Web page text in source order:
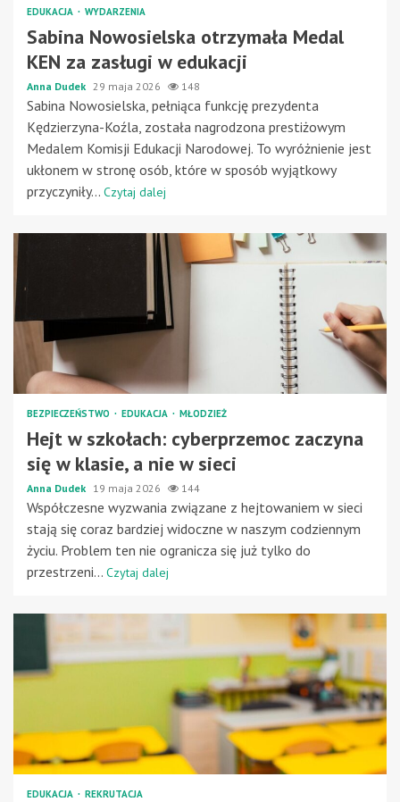
EDUKACJA WYDARZENIA
Sabina Nowosielska otrzymała Medal
KEN za zasługi w edukacji
Anna Dudek 29 maja 2026 148
Sabina Nowosielska, pełniąca funkcję prezydenta
Kędzierzyna-Koźla, została nagrodzona prestiżowym
Medalem Komisji Edukacji Narodowej. To wyróżnienie jest
ukłonem w stronę osób, które w sposób wyjątkowy
przyczyniły... Czytaj dalej
BEZPIECZEŃSTWO EDUKACJA MŁODZIEŻ
Hejt w szkołach: cyberprzemoc zaczyna
się w klasie, a nie w sieci
Anna Dudek 19 maja 2026 144
Współczesne wyzwania związane z hejtowaniem w sieci
stają się coraz bardziej widoczne w naszym codziennym
życiu. Problem ten nie ogranicza się już tylko do
przestrzeni... Czytaj dalej
EDUKACJA REKRUTACJA